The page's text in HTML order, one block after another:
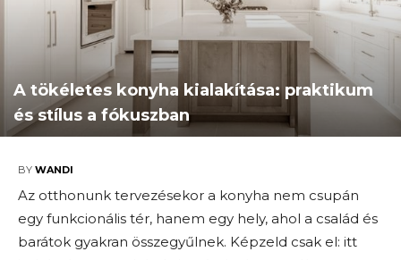
A tökéletes konyha kialakítása: praktikum
és stílus a fókuszban
BY WANDI
Az otthonunk tervezésekor a konyha nem csupán
egy funkcionális tér, hanem egy hely, ahol a család és
barátok gyakran összegyűlnek. Képzeld csak el: itt